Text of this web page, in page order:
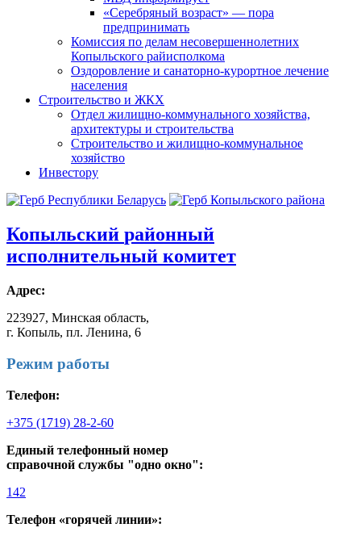
«Серебряный возраст» — пора
предпринимать
Комиссия по делам несовершеннолетних
Копыльского райисполкома
Оздоровление и санаторно-курортное лечение
населения
Строительство и ЖКХ
Отдел жилищно-коммунального хозяйства,
архитектуры и строительства
Строительство и жилищно-коммунальное
хозяйство
Инвестору
Копыльский районный
исполнительный комитет
Адрес:
223927, Минская область,
г. Копыль, пл. Ленина, 6
Режим работы
Телефон:
+375 (1719) 28-2-60
Единый телефонный номер
справочной службы "одно окно":
142
Телефон «горячей линии»: